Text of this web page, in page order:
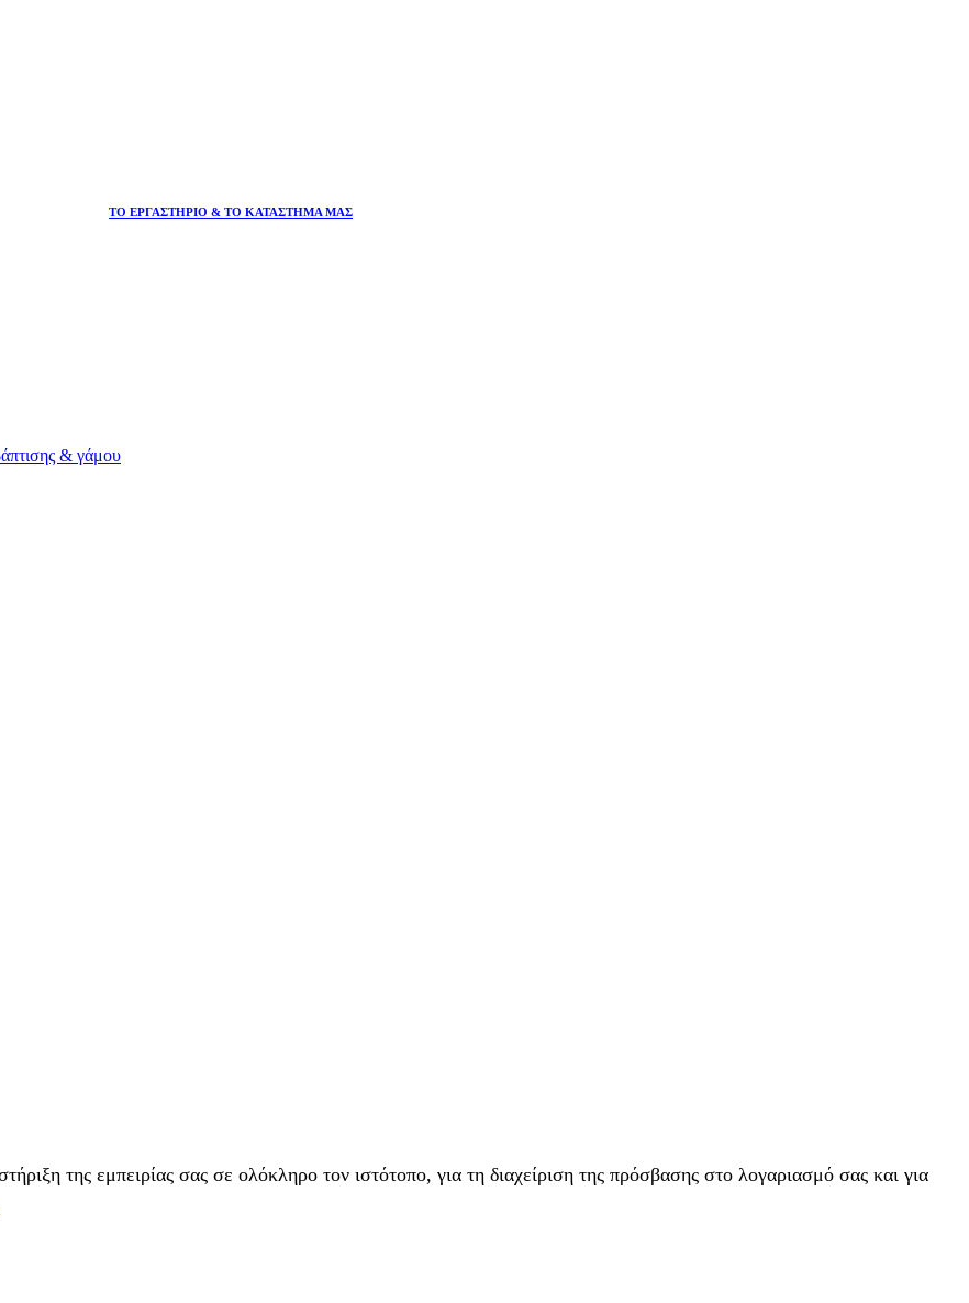
ΤΟ ΕΡΓΑΣΤΗΡΙΟ & ΤΟ ΚΑΤΑΣΤΗΜΑ ΜΑΣ
της εμπειρίας σας σε ολόκληρο τον ιστότοπο, για τη διαχείριση της πρόσβασης στο λογαριασμό σας και για